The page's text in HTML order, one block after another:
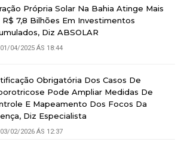
Própria Solar Na Bahia Atinge Mais
R$ 7,8 Bilhões Em Investimentos
Diz ABSOLAR
01/04/2025 ÁS 18:44
Obrigatória Dos Casos De
Pode Ampliar Medidas De
E Mapeamento Dos Focos Da
Diz Especialista
03/02/2026 ÁS 12:37